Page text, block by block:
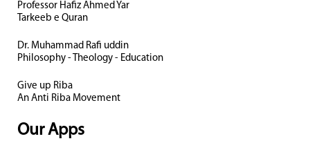
Professor Hafiz Ahmed Yar
Tarkeeb e Quran
Dr. Muhammad Rafi uddin
Philosophy - Theology - Education
Give up Riba
An Anti Riba Movement
Our Apps